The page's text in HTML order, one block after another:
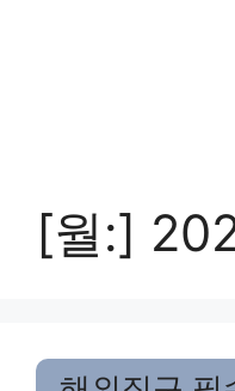
[월:]